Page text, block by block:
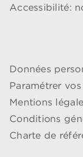
Accessibilité:
Données
Paramétrer
Mentions
Conditions
Charte de